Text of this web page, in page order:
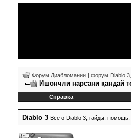
Форум Диабломании | форум Diablo
Ишончли нарсани қандай
Справка
Diablo 3 Всё о Diablo 3, гайды, помощь,